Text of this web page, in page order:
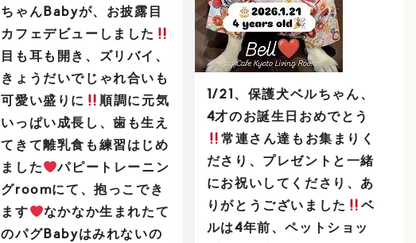
ちゃんBabyが、お披露目
カフェデビューしました
目も耳も開き、ズリバイ、
きょうだいでじゃれ合いも
可愛い盛りに
順調に元気
いっぱい成長し、歯も生え
てきて離乳食も練習はじめ
ました
パピートレーニン
グroomにて、抱っこでき
ます
なかなか生まれたて
のパグBabyはみれないの
1/21、保護犬ベルちゃん、
4才のお誕生日おめでとう
常連さん達もお集まりく
ださり、プレゼントと一緒
にお祝いしてくださり、あ
りがとうございました
ベ
ルは4年前、ペットショッ